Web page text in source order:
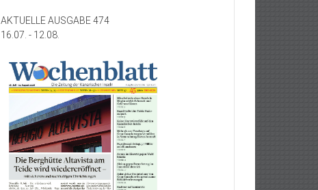
AKTUELLE AUSGABE 474
16.07. - 12.08.